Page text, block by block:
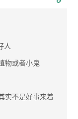
人
物或者小鬼
实不是好事来着